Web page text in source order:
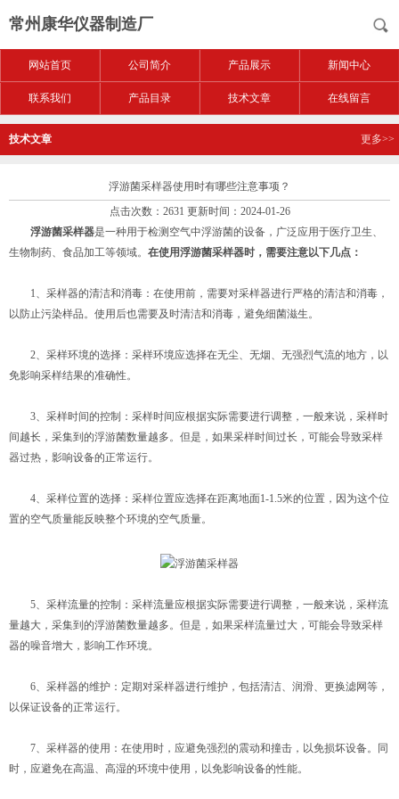
常州康华仪器制造厂
网站首页 公司简介 产品展示 新闻中心
联系我们 产品目录 技术文章 在线留言
技术文章 更多>>
浮游菌采样器使用时有哪些注意事项？
点击次数：2631 更新时间：2024-01-26
浮游菌采样器是一种用于检测空气中浮游菌的设备，广泛应用于医疗卫生、
生物制药、食品加工等领域。 在使用浮游菌采样器时，需要注意以下几点：
1、采样器的清洁和消毒：在使用前，需要对采样器进行严格的清洁和消毒，
以防止污染样品。使用后也需要及时清洁和消毒，避免细菌滋生。
2、采样环境的选择：采样环境应选择在无尘、无烟、无强烈气流的地方，以
免影响采样结果的准确性。
3、采样时间的控制：采样时间应根据实际需要进行调整，一般来说，采样时
间越长，采集到的浮游菌数量越多。但是，如果采样时间过长，可能会导致采样
器过热，影响设备的正常运行。
4、采样位置的选择：采样位置应选择在距离地面1-1.5米的位置，因为这个位
置的空气质量能反映整个环境的空气质量。
5、采样流量的控制：采样流量应根据实际需要进行调整，一般来说，采样流
量越大，采集到的浮游菌数量越多。但是，如果采样流量过大，可能会导致采样
器的噪音增大，影响工作环境。
6、采样器的维护：定期对采样器进行维护，包括清洁、润滑、更换滤网等，
以保证设备的正常运行。
7、采样器的使用：在使用时，应避免强烈的震动和撞击，以免损坏设备。同
时，应避免在高温、高湿的环境中使用，以免影响设备的性能。